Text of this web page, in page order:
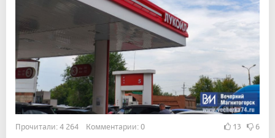
Прочитали: 4 264 Комментарии: 0 13 6